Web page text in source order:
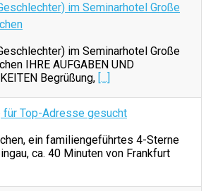
im Seminarhotel Große
im Seminarhotel Große
IHRE AUFGABEN UND
Begrüßung, [...]
Top-Adresse gesucht
ein familiengeführtes 4-Sterne
ca. 40 Minuten von Frankfurt